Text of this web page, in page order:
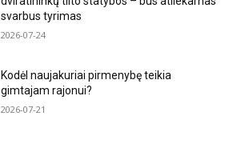
svarbus tyrimas
2026-07-24
Kodėl naujakuriai pirmenybę teikia
gimtajam rajonui?
2026-07-21